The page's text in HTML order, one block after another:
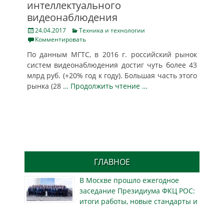
интеллектуального
видеонаблюдения
Posted
on
24.04.2017 Categories
Техника и технологии
Комментировать
По данным МГТС, в 2016 г. российский рынок
систем видеонаблюдения достиг чуть более 43
млрд руб. (+20% год к году). Большая часть этого
рынка (28 … Продолжить чтение …
ГЛАВНОЕ
В Москве прошло ежегодное
заседание Президиума ФКЦ РОС:
итоги работы, новые стандарты и